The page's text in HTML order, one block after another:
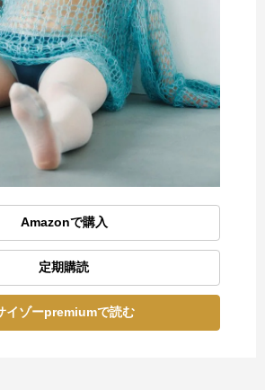
Amazonで購入
定期購読
イゾーpremiumで読む